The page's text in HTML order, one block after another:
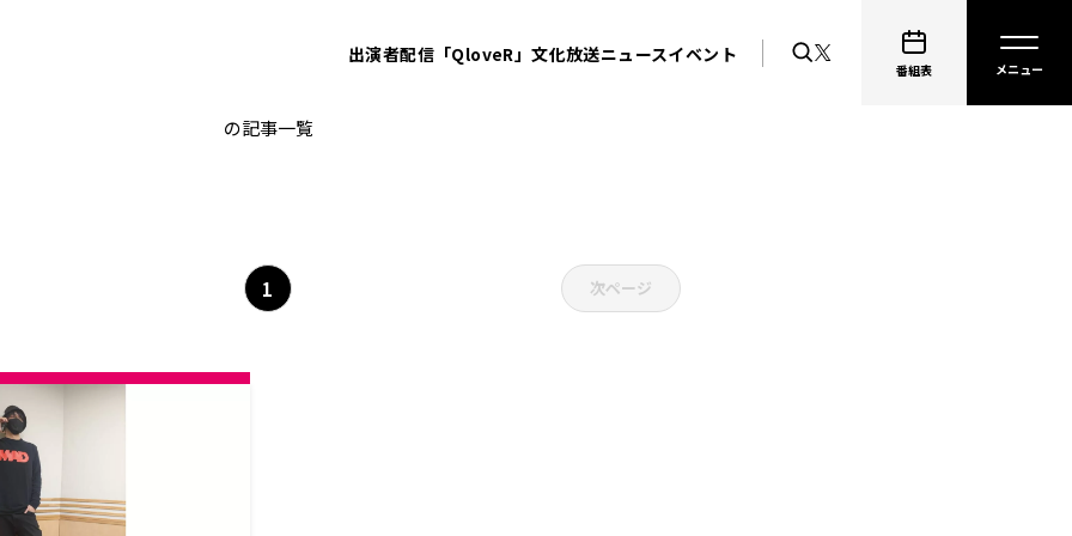
出演者配信「QloveR」文化放送ニュースイベント
番組表
石川界人のとまどいイルカ
の記事一覧
1 次ページ